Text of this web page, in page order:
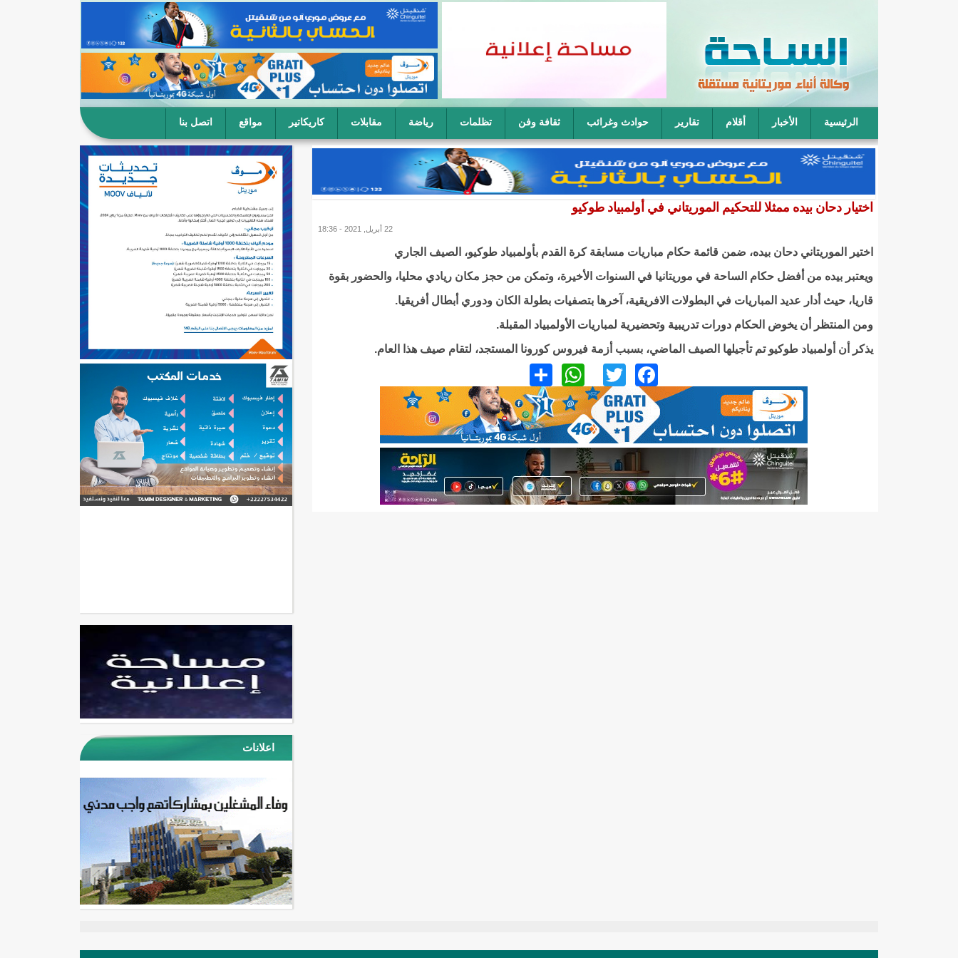
الرئيسية الأخبار أقلام تقارير حوادث وغرائب ثقافة وفن تظلمات رياضة مقابلات كاريكاتير مواقع اتصل بنا
فقيه موريتاني: يمكن لأربعة رجال أن يتناوبوا على نكاح سيدة في آن واحد
اختيار دحان بيده ممثلا للتحكيم الموريتاني في أولمبياد طوكيو
22 أبريل, 2021 - 18:36
اختير الموريتاني دحان بيده، ضمن قائمة حكام مباريات مسابقة كرة القدم بأولمبياد طوكيو، الصيف الجاري
ويعتبر بيده من أفضل حكام الساحة في موريتانيا في السنوات الأخيرة، وتمكن من حجز مكان ريادي محليا، والحضور بقوة
قاريا، حيث أدار عديد المباريات في البطولات الافريقية، آخرها بتصفيات بطولة الكان ودوري أبطال أفريقيا.
ومن المنتظر أن يخوض الحكام دورات تدريبية وتحضيرية لمباريات الأولمبياد المقبلة.
يذكر أن أولمبياد طوكيو تم تأجيلها الصيف الماضي، بسبب أزمة فيروس كورونا المستجد، لتقام صيف هذا العام.
Facebook
Twitter
WhatsApp
اعلانات